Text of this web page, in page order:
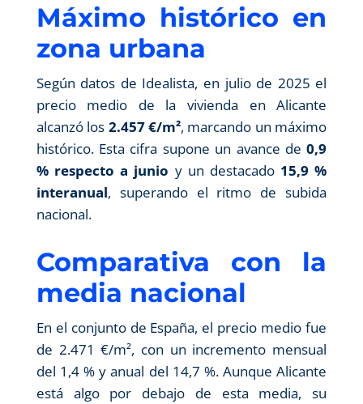
Máximo histórico en
zona urbana
Según datos de Idealista, en julio de 2025 el
precio medio de la vivienda en Alicante
alcanzó los 2.457 €/m², marcando un máximo
histórico. Esta cifra supone un avance de0,9
% respecto a junio y un destacado 15,9 %
interanual, superando el ritmo de subida
nacional.
Comparativa con la
media nacional
En el conjunto de España, el precio medio fue
de 2.471 €/m², con un incremento mensual
del 1,4 % y anual del 14,7 %. Aunque Alicante
está algo por debajo de esta media, su